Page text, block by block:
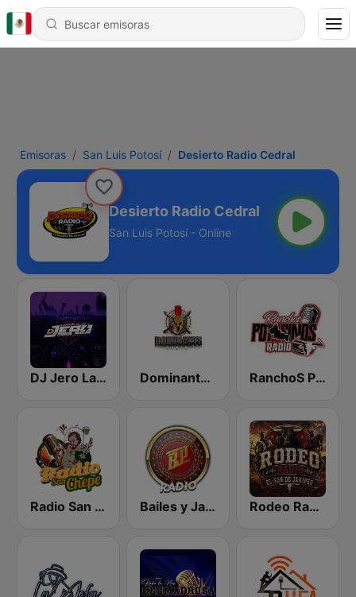
Emisoras San Luis Potosí Desierto Radio Cedral
Desierto Radio Cedral
San Luis Potosí - Online
DJ Jero La Radio Dominante Radio RanchoS PotosinoS Radio
Radio San Chepe Bailes y Jaripeos Potosinos Rodeo Radio